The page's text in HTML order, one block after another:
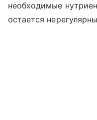
необходимые
остается